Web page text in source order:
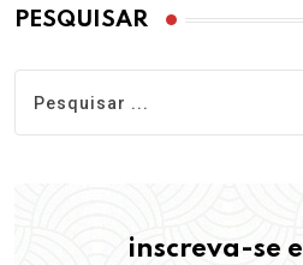
PESQUISAR
inscreva-se